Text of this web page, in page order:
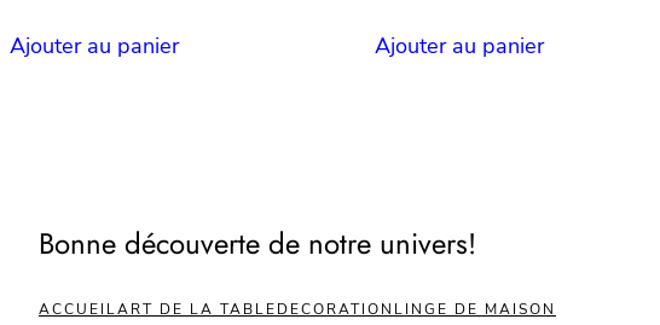
Ajouter au panier Ajouter au panier
Bonne découverte de notre univers!
ACCUEILART DE LA TABLEDECORATION LINGE DE MAISON